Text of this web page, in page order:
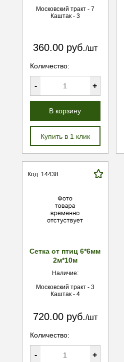
Московский тракт - 7
Каштак - 3
360.00 руб./шт
Количество:
- +
В корзину
Купить в 1 клик
Код: 14438
Сетка от птиц 6*6мм
2м*10м
Наличие:
Московский тракт - 3
Каштак - 4
720.00 руб./шт
Количество:
- +